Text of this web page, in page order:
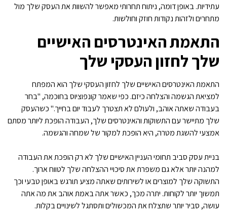
עתידיות. באופן דומה, ניתוח תחרותי מאפשר להשוות את העסק שלך מול
מתחרים ולזהות נקודות חוזק וחולשות.
התאמת האינטרסים האישיים
שלך לחזון העסקי שלך
התאמת האינטרסים האישיים שלך לחזון העסקי שלך הוא המפתח
למציאת הגשמה והצלחה כיזם. כפי שאמר קונפוציוס בחוכמה, "בחר
בעבודה שאתה אוהב, ולעולם לא תצטרך לעבוד יום בחייך." כשהעסק
שלך מתיישר עם התשוקות והאינטרסים שלך, העבודה הופכת ליותר מסתם
אמצעי להשגת מטרה, היא הופכת למקור של שמחה והגשמה.
בניית עסק סביב תחומי העניין האישיים שלך לא רק הופכת את העבודה
למהנה יותר אלא גם משפרת את סיכויי ההצלחה שלך לטווח ארוך.
התשוקה שלך למוצרים או לשירותים שאתה מציע תורגש באופן טבעי וכך
תמשוך יותר לקוחות. יתרה מכך, כאשר אתה באמת אוהב את מה אתה
עושה, סביר יותר שתצלח את המכשולים ותסתגל לשינויים בקלות.